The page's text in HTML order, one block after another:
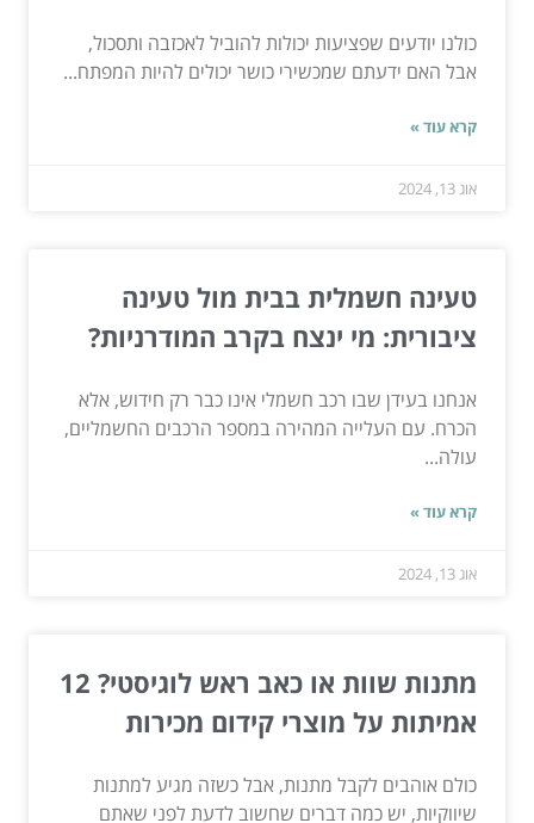
כולנו יודעים שפציעות יכולות להוביל לאכזבה ותסכול,
אבל האם ידעתם שמכשירי כושר יכולים להיות המפתח...
קרא עוד »
אוג 13, 2024
טעינה חשמלית בבית מול טעינה
ציבורית: מי ינצח בקרב המודרניות?
אנחנו בעידן שבו רכב חשמלי אינו כבר רק חידוש, אלא
הכרח. עם העלייה המהירה במספר הרכבים החשמליים,
עולה...
קרא עוד »
אוג 13, 2024
מתנות שוות או כאב ראש לוגיסטי? 12
אמיתות על מוצרי קידום מכירות
כולם אוהבים לקבל מתנות, אבל כשזה מגיע למתנות
שיווקיות, יש כמה דברים שחשוב לדעת לפני שאתם